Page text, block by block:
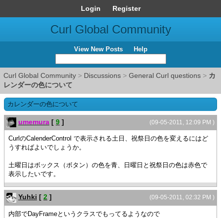
Login Register
Curl Global Community
View New Posts Help
Curl Global Community > Discussions > General Curl questions > カ
レンダーの色について
カレンダーの色について
(09-05-2011, 12:09 PM )
umemura [ 9 ]
CurlのCalenderControl で表示される土日、祝祭日の色を変えるにはど
うすればよいでしょうか。
土曜日はボックス（ボタン）の色を青、日曜日と祝祭日の色は赤色で
表示したいです。
(09-05-2011, 02:32 PM )
Yuhki [ 2 ]
内部でDayFrameというクラスでもってるようなので